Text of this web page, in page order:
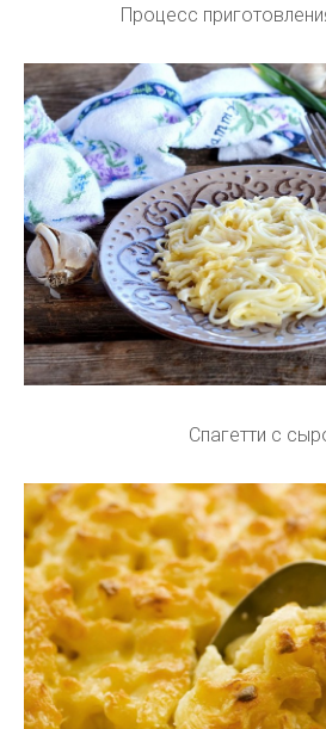
Процесс
Спагетти с